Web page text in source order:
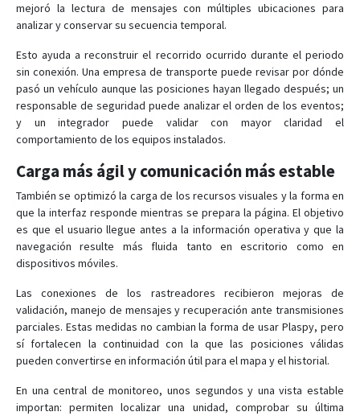
mejoró la lectura de mensajes con múltiples ubicaciones para
analizar y conservar su secuencia temporal.
Esto ayuda a reconstruir el recorrido ocurrido durante el periodo
sin conexión. Una empresa de transporte puede revisar por dónde
pasó un vehículo aunque las posiciones hayan llegado después; un
responsable de seguridad puede analizar el orden de los eventos;
y un integrador puede validar con mayor claridad el
comportamiento de los equipos instalados.
Carga más ágil y comunicación más estable
También se optimizó la carga de los recursos visuales y la forma en
que la interfaz responde mientras se prepara la página. El objetivo
es que el usuario llegue antes a la información operativa y que la
navegación resulte más fluida tanto en escritorio como en
dispositivos móviles.
Las conexiones de los rastreadores recibieron mejoras de
validación, manejo de mensajes y recuperación ante transmisiones
parciales. Estas medidas no cambian la forma de usar Plaspy, pero
sí fortalecen la continuidad con la que las posiciones válidas
pueden convertirse en información útil para el mapa y el historial.
En una central de monitoreo, unos segundos y una vista estable
importan: permiten localizar una unidad, comprobar su última